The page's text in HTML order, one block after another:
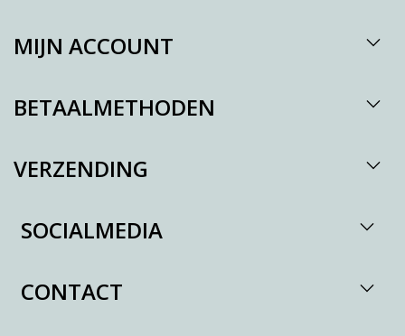
MIJN ACCOUNT
BETAALMETHODEN
VERZENDING
SOCIALMEDIA
CONTACT